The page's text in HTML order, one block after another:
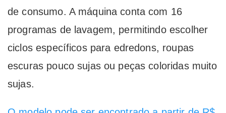
de consumo. A máquina conta com 16
programas de lavagem, permitindo escolher
ciclos específicos para edredons, roupas
escuras pouco sujas ou peças coloridas muito
sujas.